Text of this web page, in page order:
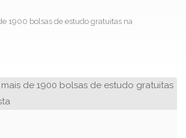
1900 bolsas de estudo gratuitas na